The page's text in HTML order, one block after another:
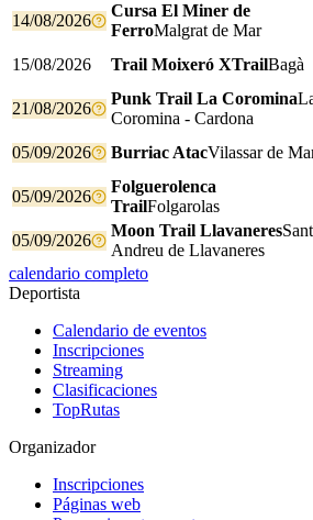
14/08/2026
Cursa El Miner de
FerroMalgrat de Mar
15/08/2026
Trail Moixeró XTrailBagà
21/08/2026
Punk Trail La Coromina
Coromina - Cardona
05/09/2026
Burriac AtacVilassar de
05/09/2026
Folguerolenca
TrailFolgarolas​​
05/09/2026
Moon Trail LlavaneresSant
Andreu de Llavaneres
calendario completo
Deportista
Calendario de eventos
Inscripciones
Streaming
Clasificaciones
TopRutas
Organizador
Inscripciones
Páginas web